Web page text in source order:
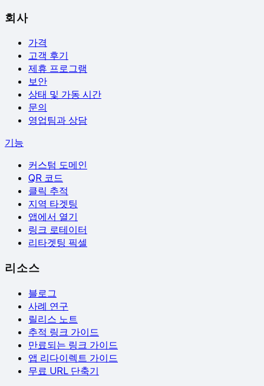
회사
가격
고객 후기
제휴 프로그램
보안
상태 및 가동 시간
문의
영업팀과 상담
기능
커스텀 도메인
QR 코드
클릭 추적
지역 타겟팅
앱에서 열기
링크 로테이터
리타겟팅 픽셀
리소스
블로그
사례 연구
릴리스 노트
추적 링크 가이드
만료되는 링크 가이드
앱 리다이렉트 가이드
무료 URL 단축기